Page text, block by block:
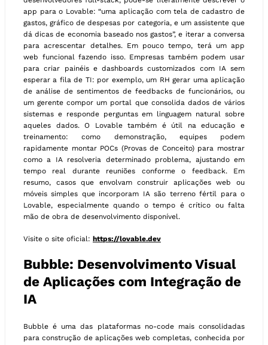
app para o Lovable: “uma aplicação com tela de cadastro de
gastos, gráfico de despesas por categoria, e um assistente que
dá dicas de economia baseado nos gastos”, e iterar a conversa
para acrescentar detalhes. Em pouco tempo, terá um app
web funcional fazendo isso. Empresas também podem usar
para criar painéis e dashboards customizados com IA sem
esperar a fila de TI: por exemplo, um RH gerar uma aplicação
de análise de sentimentos de feedbacks de funcionários, ou
um gerente compor um portal que consolida dados de vários
sistemas e responde perguntas em linguagem natural sobre
aqueles dados. O Lovable também é útil na educação e
treinamento: como demonstração, equipes podem
rapidamente montar POCs (Provas de Conceito) para mostrar
como a IA resolveria determinado problema, ajustando em
tempo real durante reuniões conforme o feedback. Em
resumo, casos que envolvam construir aplicações web ou
móveis simples que incorporam IA são terreno fértil para o
Lovable, especialmente quando o tempo é crítico ou falta
mão de obra de desenvolvimento disponível.
Visite o site oficial: https://lovable.dev
Bubble: Desenvolvimento Visual
de Aplicações com Integração de
IA
Bubble é uma das plataformas no-code mais consolidadas
para construção de aplicações web completas, conhecida por